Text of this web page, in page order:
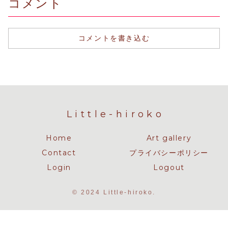
コメント
コメントを書き込む
Little-hiroko
Home
Art gallery
Contact
プライバシーポリシー
Login
Logout
© 2024 Little-hiroko.